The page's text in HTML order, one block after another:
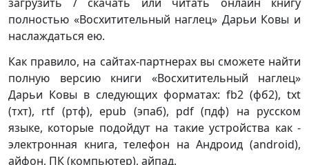
полностью «Восхитительный наглец» Дарьи Ковы и
наслаждаться ею.
Как правило, на сайтах-партнерах вы сможете найти
полную версию книги «Восхитительный наглец»
Дарьи Ковы в следующих форматах: fb2 (фб2), txt
(тхт), rtf (ртф), epub (эпаб), pdf (пдф) на русском
языке, которые подойдут на такие устройства как -
электронная книга, телефон на Андроид (android),
айфон, ПК (компьютер), айпад.